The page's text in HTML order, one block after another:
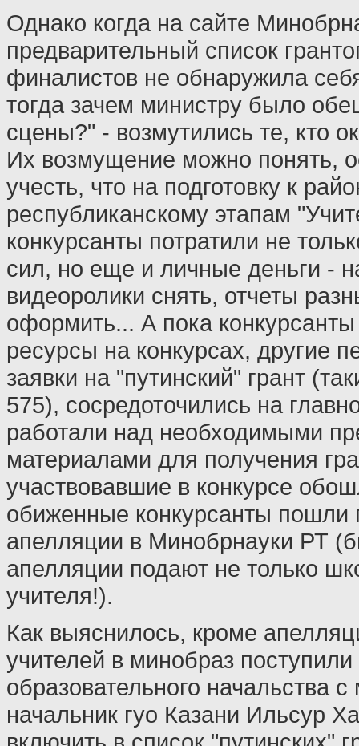
Однако когда на сайте
предварительный список
финалистов не обнаружила
тогда зачем министру было
сцены?" - возмутились те, кто
Их возмущение можно понять,
учесть, что на подготовку к
республиканскому этапам
конкурсанты потратили не
сил, но еще и личные деньги -
видеоролики снять, отчеты
оформить... А пока конкурсанты
ресурсы на конкурсах, другие
заявки на "путинский" грант
575), сосредоточились на
работали над необходимыми
материалами для получения
участвовавшие в конкурсе
обиженные конкурсанты пошли
апелляции в Минобрнауки РТ
апелляции подают не только
учителя!).
Как выяснилось, кроме
учителей в минобраз поступили
образовательного начальства
начальник гуо Казани Ильсур